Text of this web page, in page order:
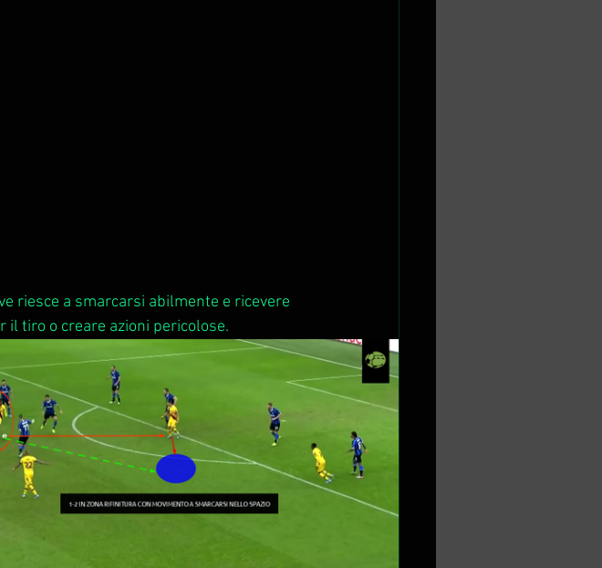
riesce a smarcarsi abilmente e ricevere
tiro o creare azioni pericolose.